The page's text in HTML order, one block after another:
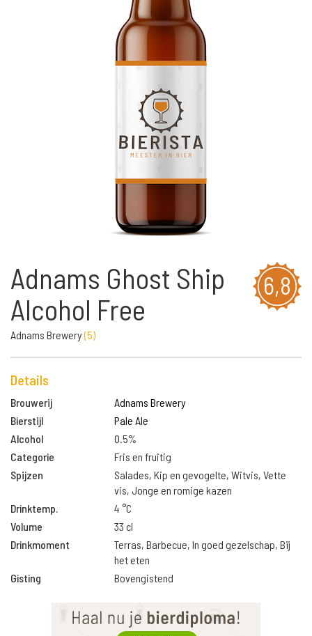
6,8
Adnams Ghost Ship
Alcohol Free
Adnams Brewery(5)
Details
Brouwerij
Adnams Brewery
Bierstijl
Pale Ale
Alcohol
0.5%
Categorie
Fris en fruitig
Spijzen
Salades, Kip en gevogelte, Witvis, Vette
vis, Jonge en romige kazen
Drinktemp.
4 °C
Volume
33 cl
Drinkmoment
Terras, Barbecue, In goed gezelschap, Bij
het eten
Gisting
Bovengistend